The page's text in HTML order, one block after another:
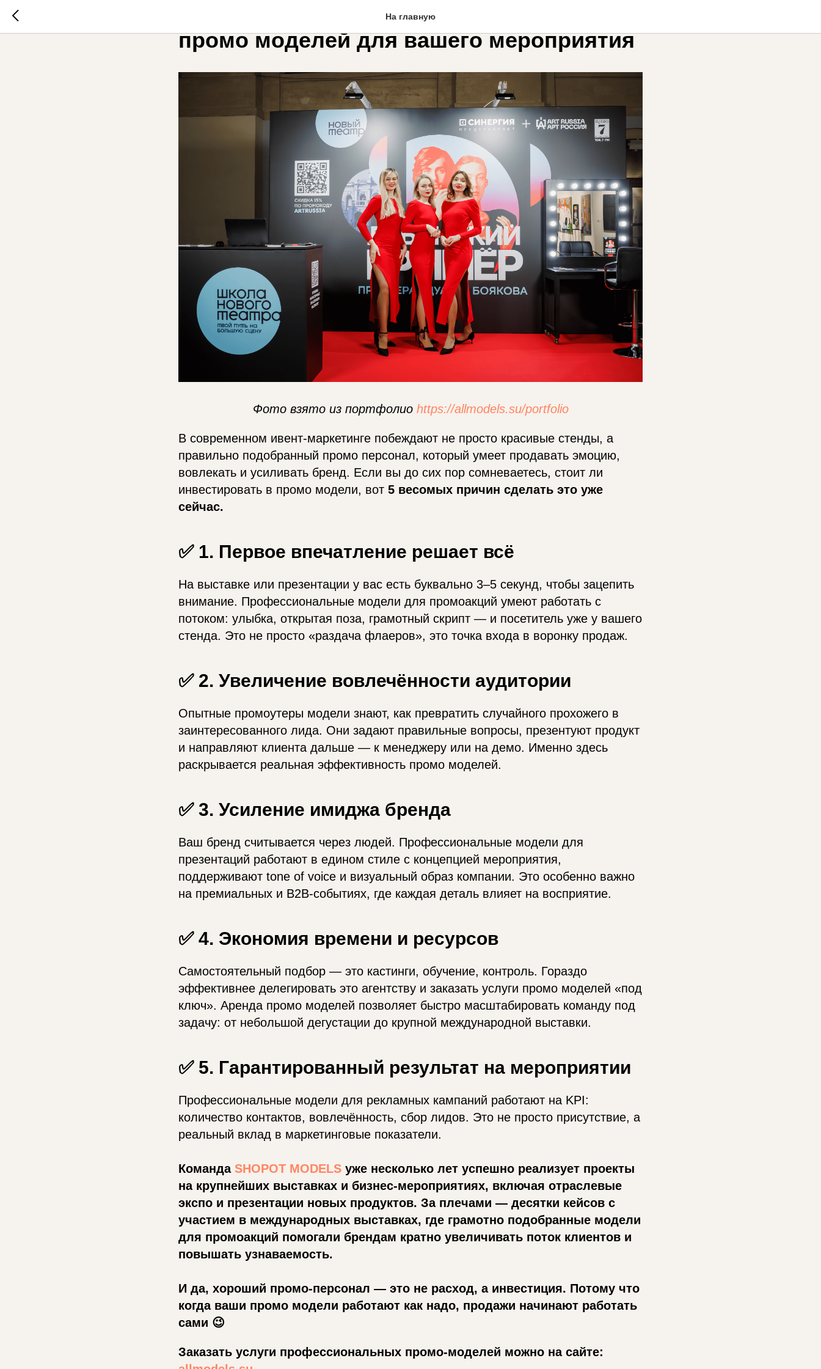
На главную
5 причин заказать профессиональных
промо моделей для вашего мероприятия
Фото взято из портфолио https://allmodels.su/portfolio
В современном ивент-маркетинге побеждают не просто красивые стенды, а
правильно подобранный промо персонал, который умеет продавать эмоцию,
вовлекать и усиливать бренд. Если вы до сих пор сомневаетесь, стоит ли
инвестировать в промо модели, вот 5 весомых причин сделать это уже
сейчас.
✅ 1. Первое впечатление решает всё
На выставке или презентации у вас есть буквально 3–5 секунд, чтобы зацепить
внимание. Профессиональные модели для промоакций умеют работать с
потоком: улыбка, открытая поза, грамотный скрипт — и посетитель уже у вашего
стенда. Это не просто «раздача флаеров», это точка входа в воронку продаж.
✅ 2. Увеличение вовлечённости аудитории
Опытные промоутеры модели знают, как превратить случайного прохожего в
заинтересованного лида. Они задают правильные вопросы, презентуют продукт
и направляют клиента дальше — к менеджеру или на демо. Именно здесь
раскрывается реальная эффективность промо моделей.
✅ 3. Усиление имиджа бренда
Ваш бренд считывается через людей. Профессиональные модели для
презентаций работают в едином стиле с концепцией мероприятия,
поддерживают tone of voice и визуальный образ компании. Это особенно важно
на премиальных и B2B-событиях, где каждая деталь влияет на восприятие.
✅ 4. Экономия времени и ресурсов
Самостоятельный подбор — это кастинги, обучение, контроль. Гораздо
эффективнее делегировать это агентству и заказать услуги промо моделей «под
ключ». Аренда промо моделей позволяет быстро масштабировать команду под
задачу: от небольшой дегустации до крупной международной выставки.
✅ 5. Гарантированный результат на мероприятии
Профессиональные модели для рекламных кампаний работают на KPI:
количество контактов, вовлечённость, сбор лидов. Это не просто присутствие, а
реальный вклад в маркетинговые показатели.
Команда SHOPOT MODELS уже несколько лет успешно реализует проекты
на крупнейших выставках и бизнес-мероприятиях, включая отраслевые
экспо и презентации новых продуктов. За плечами — десятки кейсов с
участием в международных выставках, где грамотно подобранные модели
для промоакций помогали брендам кратно увеличивать поток клиентов и
повышать узнаваемость.
И да, хороший промо-персонал — это не расход, а инвестиция. Потому что
когда ваши промо модели работают как надо, продажи начинают работать
сами 😉
Заказать услуги профессиональных промо-моделей можно на сайте: